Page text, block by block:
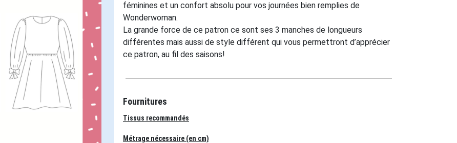
féminines et un confort absolu pour vos journées bien remplies de
Wonderwoman.
La grande force de ce patron ce sont ses 3 manches de longueurs
différentes mais aussi de style différent qui vous permettront d’apprécier
ce patron, au fil des saisons!
Fournitures
Tissus recommandés
Métrage nécessaire (en cm)